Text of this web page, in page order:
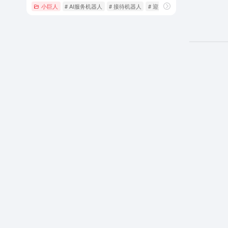
小巨人 # AI服务机器人 # 接待机器人 # 迎宾机器人